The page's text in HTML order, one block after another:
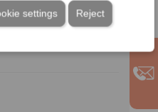
Reject
settings